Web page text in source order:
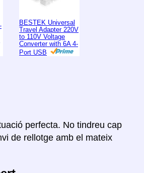
BESTEK Universal
Travel Adapter 220V
to 110V Voltage
Converter with 6A 4-
Port USB
perfecta. No tindreu cap
de rellotge amb el mateix